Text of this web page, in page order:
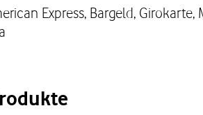
Express, Bargeld, Girokarte,